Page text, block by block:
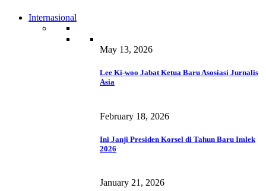
Internasional
May 13, 2026
Lee Ki-woo Jabat Ketua Baru Asosiasi Jurnalis
Asia
February 18, 2026
Ini Janji Presiden Korsel di Tahun Baru Imlek
2026
January 21, 2026